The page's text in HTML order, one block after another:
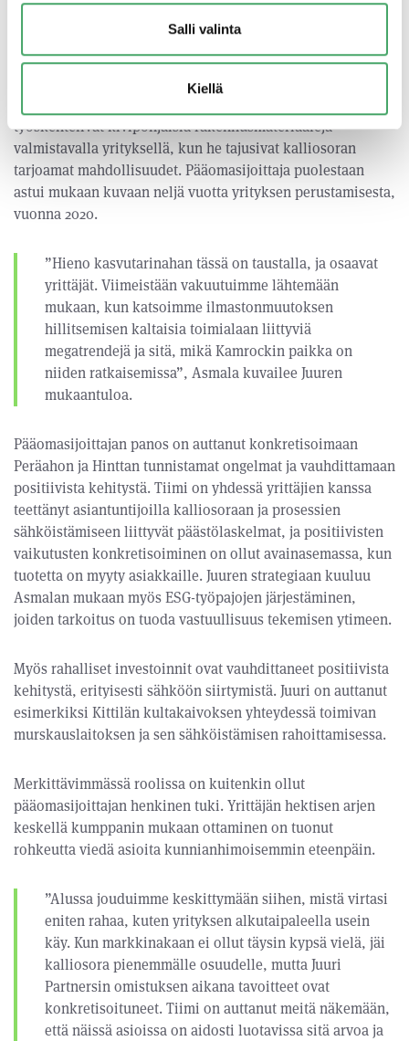
Salli valinta
Kiellä
Kovan kasvun keskellä pääomasijoittaja auttoi
pitämään kiinni vastuullisuudesta
työskentelivät kivipohjaisia rakennusmateriaaleja
valmistavalla yrityksellä, kun he tajusivat kalliosoran
tarjoamat mahdollisuudet. Pääomasijoittaja puolestaan
astui mukaan kuvaan neljä vuotta yrityksen perustamisesta,
vuonna 2020.
”Hieno kasvutarinahan tässä on taustalla, ja osaavat
yrittäjät. Viimeistään vakuutuimme lähtemään
mukaan, kun katsoimme ilmastonmuutoksen
hillitsemisen kaltaisia toimialaan liittyviä
megatrendejä ja sitä, mikä Kamrockin paikka on
niiden ratkaisemissa”, Asmala kuvailee Juuren
mukaantuloa.
Pääomasijoittajan panos on auttanut konkretisoimaan
Peräahon ja Hinttan tunnistamat ongelmat ja vauhdittamaan
positiivista kehitystä. Tiimi on yhdessä yrittäjien kanssa
teettänyt asiantuntijoilla kalliosoraan ja prosessien
sähköistämiseen liittyvät päästölaskelmat, ja positiivisten
vaikutusten konkretisoiminen on ollut avainasemassa, kun
tuotetta on myyty asiakkaille. Juuren strategiaan kuuluu
Asmalan mukaan myös ESG-työpajojen järjestäminen,
joiden tarkoitus on tuoda vastuullisuus tekemisen ytimeen.
Myös rahalliset investoinnit ovat vauhdittaneet positiivista
kehitystä, erityisesti sähköön siirtymistä. Juuri on auttanut
esimerkiksi Kittilän kultakaivoksen yhteydessä toimivan
murskauslaitoksen ja sen sähköistämisen rahoittamisessa.
Merkittävimmässä roolissa on kuitenkin ollut
pääomasijoittajan henkinen tuki. Yrittäjän hektisen arjen
keskellä kumppanin mukaan ottaminen on tuonut
rohkeutta viedä asioita kunnianhimoisemmin eteenpäin.
”Alussa jouduimme keskittymään siihen, mistä virtasi
eniten rahaa, kuten yrityksen alkutaipaleella usein
käy. Kun markkinakaan ei ollut täysin kypsä vielä, jäi
kalliosora pienemmälle osuudelle, mutta Juuri
Partnersin omistuksen aikana tavoitteet ovat
konkretisoituneet. Tiimi on auttanut meitä näkemään,
että näissä asioissa on aidosti luotavissa sitä arvoa ja